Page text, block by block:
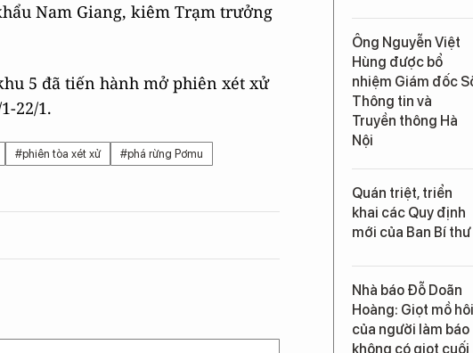
Nam Giang, kiêm Trạm trưởng
5 đã tiến hành mở phiên xét xử
22/1.
#phiên tòa xét xử
#phá rừng Pơmu
Ông Nguyễn Việt
Hùng được bổ
nhiệm Giám đốc
Thông tin và
Truyền thông Hà
Nội
Quán triệt, triển
khai các Quy định
mới của Ban Bí thư
Nhà báo Đỗ Doãn
Hoàng: Giọt mồ hôi
của người làm báo
không có giọt cuối